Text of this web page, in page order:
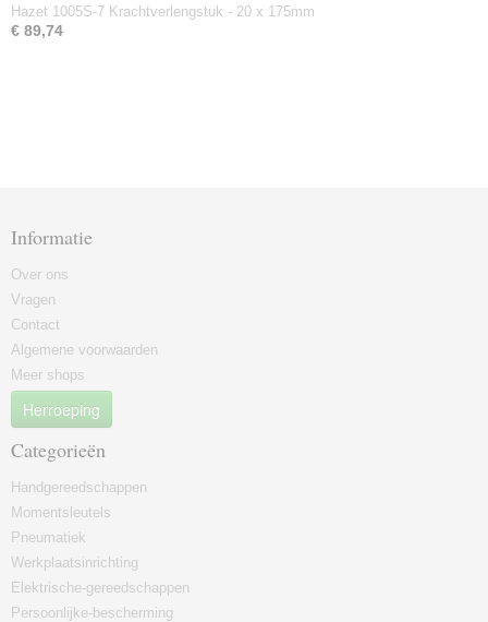
Hazet 1005S-7 Krachtverlengstuk - 20 x 175mm
€ 89,74
Informatie
Over ons
Vragen
Contact
Algemene voorwaarden
Meer shops
Herroeping
Categorieën
Handgereedschappen
Momentsleutels
Pneumatiek
Werkplaatsinrichting
Elektrische-gereedschappen
Persoonlijke-bescherming